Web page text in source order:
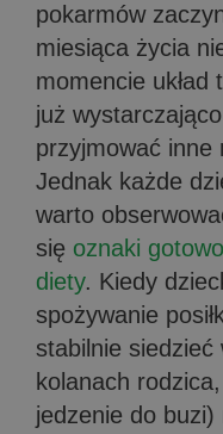
pokarmów
miesiąca życia
momencie układ
już
przyjmować inne
Jednak każde
warto
się oznaki
diety. Kiedy
spożywanie
stabilnie siedzieć
kolanach
jedzenie do